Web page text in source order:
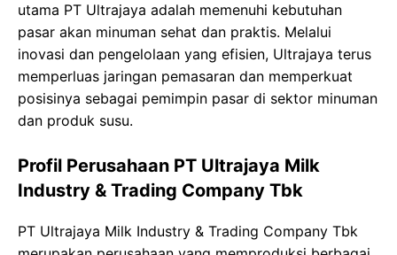
utama PT Ultrajaya adalah memenuhi kebutuhan
pasar akan minuman sehat dan praktis. Melalui
inovasi dan pengelolaan yang efisien, Ultrajaya terus
memperluas jaringan pemasaran dan memperkuat
posisinya sebagai pemimpin pasar di sektor minuman
dan produk susu.
Profil Perusahaan PT Ultrajaya Milk
Industry & Trading Company Tbk
PT Ultrajaya Milk Industry & Trading Company Tbk